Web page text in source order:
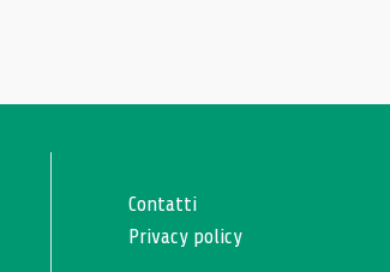
Contatti
Privacy policy